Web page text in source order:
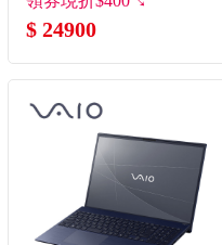
115U/16G/512G/UMA/W11)
$ 24900